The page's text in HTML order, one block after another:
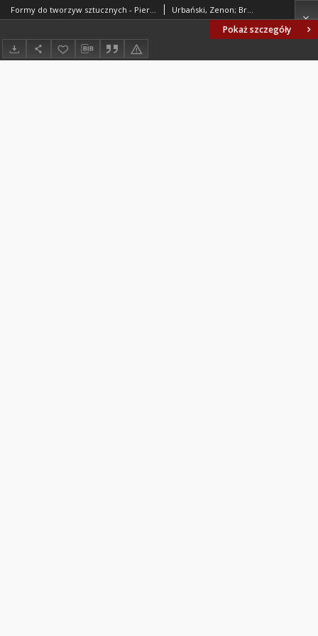
Pokaż szczegóły
Formy do tworzyw sztucznych - Pierścienie centrujące BN-77/1695-04 Urbański, Zenon; Brzozowska, Barbara; Fabryka Pras Automatycznych Zakład nr 4, Zakładowe Biuro Rozwojowe FORMET - Bydgoszcz. Oprac.